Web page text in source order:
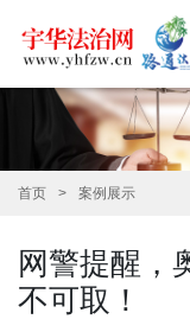
首页 案例展示
网警提醒，
不可取！